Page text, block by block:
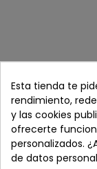
Cómpralo con
Esta tienda te
rendimiento,
y las cookies
ofrecerte
personalizados.
de datos